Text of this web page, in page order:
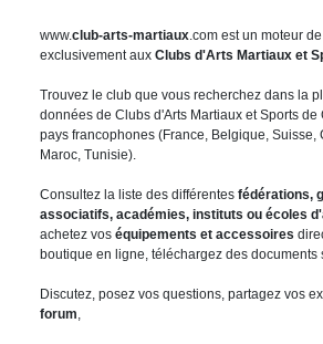
www.club-arts-martiaux.com est un moteur
exclusivement aux Clubs d'Arts Martiaux et
Trouvez le club que vous recherchez dans la
données de Clubs d'Arts Martiaux et Sports de
pays francophones (France, Belgique, Suisse,
Maroc, Tunisie).
Consultez la liste des différentes fédérations,
associatifs, académies, instituts ou écoles
achetez vos équipements et accessoires
boutique en ligne, téléchargez des documents
Discutez, posez vos questions, partagez vos
forum,